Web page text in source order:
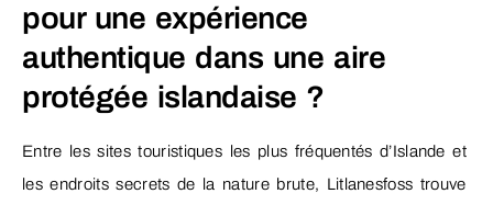
pour une expérience
authentique dans une aire
protégée islandaise ?
Entre les sites touristiques les plus fréquentés d’Islande et
les endroits secrets de la nature brute, Litlanesfoss trouve